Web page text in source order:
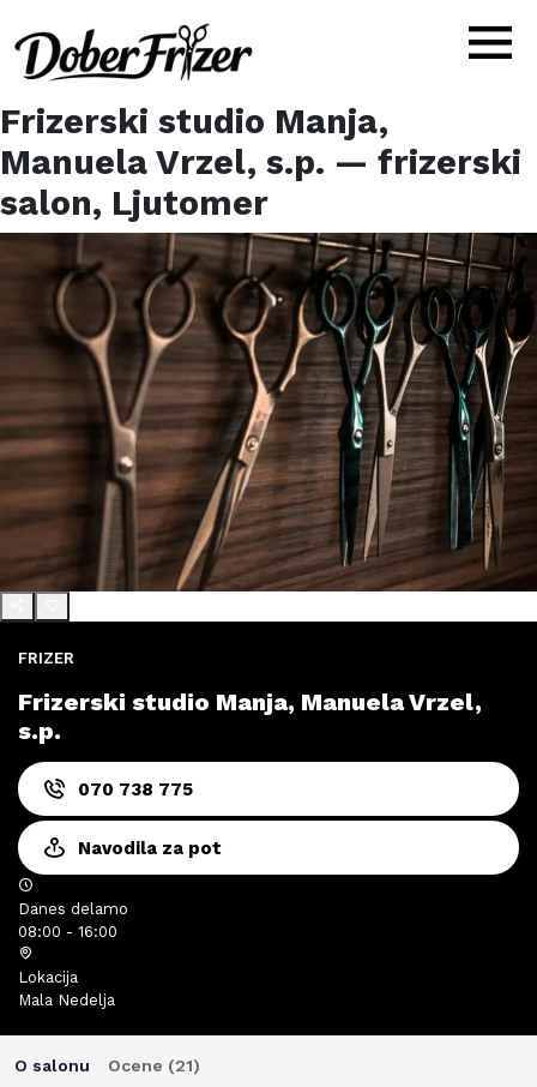
Frizerski studio Manja,
Manuela Vrzel, s.p. — frizerski
salon, Ljutomer
FRIZER
Frizerski studio Manja, Manuela Vrzel,
s.p.
070 738 775
Navodila za pot
Danes delamo
08:00 - 16:00
Lokacija
Mala Nedelja
O salonu Ocene (21)